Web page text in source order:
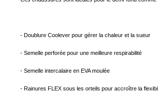
- Doublure Coolever pour gérer la chaleur et la sueur
- Semelle perforée pour une meilleure respirabilité
- Semelle intercalaire en EVA moulée
- Rainures FLEX sous les orteils pour accroître la